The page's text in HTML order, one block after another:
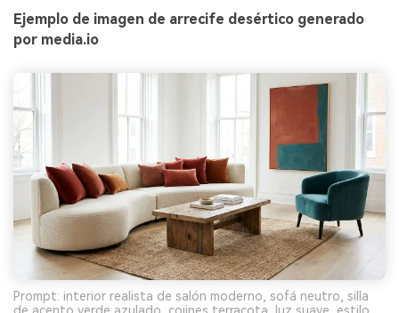
Ejemplo de imagen de arrecife desértico generado
por media.io
Prompt: interior realista de salón moderno, sofá neutro, silla
de acento verde azulado, cojines terracota, luz suave, estilo